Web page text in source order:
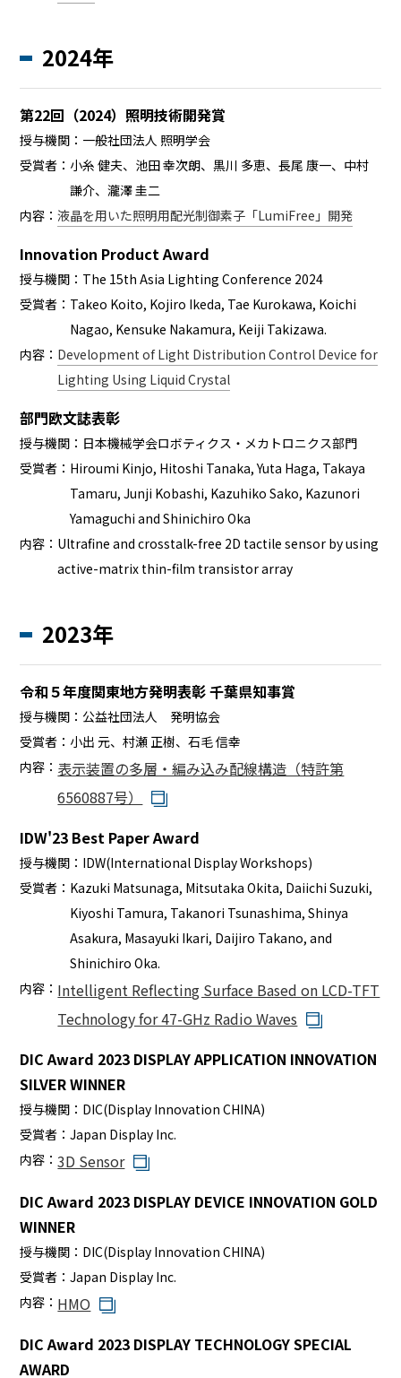
2024年
第22回（2024）照明技術開発賞
授与機関： 一般社団法人 照明学会
受賞者： 小糸 健夫、池田 幸次朗、黒川 多恵、長尾 康一、中村
謙介、瀧澤 圭二
内容：液晶を用いた照明用配光制御素子「LumiFree」開発
Innovation Product Award
授与機関： The 15th Asia Lighting Conference 2024
受賞者： Takeo Koito, Kojiro Ikeda, Tae Kurokawa, Koichi
Nagao, Kensuke Nakamura, Keiji Takizawa.
内容： Development of Light Distribution Control Device for
Lighting Using Liquid Crystal
部門欧文誌表彰
授与機関： 日本機械学会ロボティクス・メカトロニクス部門
受賞者： Hiroumi Kinjo, Hitoshi Tanaka, Yuta Haga, Takaya
Tamaru, Junji Kobashi, Kazuhiko Sako, Kazunori
Yamaguchi and Shinichiro Oka
内容： Ultrafine and crosstalk-free 2D tactile sensor by using
active-matrix thin-film transistor array
2023年
令和５年度関東地方発明表彰 千葉県知事賞
授与機関： 公益社団法人 発明協会
受賞者： 小出 元、村瀬 正樹、石毛 信幸
内容： 表示装置の多層・編み込み配線構造（特許第
6560887号）
IDW'23 Best Paper Award
授与機関： IDW(International Display Workshops)
受賞者： Kazuki Matsunaga, Mitsutaka Okita, Daiichi Suzuki,
Kiyoshi Tamura, Takanori Tsunashima, Shinya
Asakura, Masayuki Ikari, Daijiro Takano, and
Shinichiro Oka.
内容： Intelligent Reflecting Surface Based on LCD-TFT
Technology for 47-GHz Radio Waves
DIC Award 2023 DISPLAY APPLICATION INNOVATION
SILVER WINNER
授与機関： DIC(Display Innovation CHINA)
受賞者：Japan Display Inc.
内容： 3D Sensor
DIC Award 2023 DISPLAY DEVICE INNOVATION GOLD
WINNER
授与機関： DIC(Display Innovation CHINA)
受賞者：Japan Display Inc.
内容： HMO
DIC Award 2023 DISPLAY TECHNOLOGY SPECIAL
AWARD